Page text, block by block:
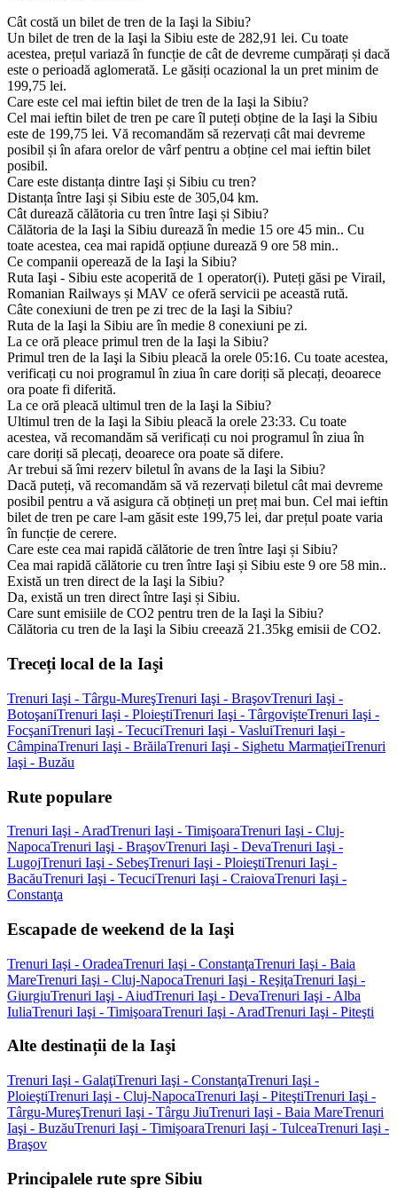
Cât costă un bilet de tren de la Iaşi la Sibiu?
Un bilet de tren de la Iaşi la Sibiu este de 282,91 lei. Cu toate
acestea, prețul variază în funcție de cât de devreme cumpărați și dacă
este o perioadă aglomerată. Le găsiți ocazional la un pret minim de
199,75 lei.
Care este cel mai ieftin bilet de tren de la Iaşi la Sibiu?
Cel mai ieftin bilet de tren pe care îl puteți obține de la Iaşi la Sibiu
este de 199,75 lei. Vă recomandăm să rezervați cât mai devreme
posibil și în afara orelor de vârf pentru a obține cel mai ieftin bilet
posibil.
Care este distanța dintre Iaşi și Sibiu cu tren?
Distanța între Iaşi și Sibiu este de 305,04 km.
Cât durează călătoria cu tren între Iaşi și Sibiu?
Călătoria de la Iaşi la Sibiu durează în medie 15 ore 45 min.. Cu
toate acestea, cea mai rapidă opțiune durează 9 ore 58 min..
Ce companii operează de la Iaşi la Sibiu?
Ruta Iaşi - Sibiu este acoperită de 1 operator(i). Puteți găsi pe Virail,
Romanian Railways și MAV ce oferă servicii pe această rută.
Câte conexiuni de tren pe zi trec de la Iaşi la Sibiu?
Ruta de la Iaşi la Sibiu are în medie 8 conexiuni pe zi.
La ce oră pleace primul tren de la Iaşi la Sibiu?
Primul tren de la Iaşi la Sibiu pleacă la orele 05:16. Cu toate acestea,
verificați cu noi programul în ziua în care doriți să plecați, deoarece
ora poate fi diferită.
La ce oră pleacă ultimul tren de la Iaşi la Sibiu?
Ultimul tren de la Iaşi la Sibiu pleacă la orele 23:33. Cu toate
acestea, vă recomandăm să verificați cu noi programul în ziua în
care doriți să plecați, deoarece ora poate să difere.
Ar trebui să îmi rezerv biletul în avans de la Iaşi la Sibiu?
Dacă puteți, vă recomandăm să vă rezervați biletul cât mai devreme
posibil pentru a vă asigura că obțineți un preț mai bun. Cel mai ieftin
bilet de tren pe care l-am găsit este 199,75 lei, dar prețul poate varia
în funcție de cerere.
Care este cea mai rapidă călătorie de tren între Iaşi și Sibiu?
Cea mai rapidă călătorie cu tren între Iaşi și Sibiu este 9 ore 58 min..
Există un tren direct de la Iaşi la Sibiu?
Da, există un tren direct între Iaşi și Sibiu.
Care sunt emisiile de CO2 pentru tren de la Iaşi la Sibiu?
Călătoria cu tren de la Iaşi la Sibiu creează 21.35kg emisii de CO2.
Treceți local de la Iaşi
Trenuri Iaşi - Târgu-MureşTrenuri Iaşi - BraşovTrenuri Iaşi -
BotoşaniTrenuri Iaşi - PloieştiTrenuri Iaşi - TârgovişteTrenuri Iaşi -
FocşaniTrenuri Iaşi - TecuciTrenuri Iaşi - VasluiTrenuri Iaşi -
CâmpinaTrenuri Iaşi - BrăilaTrenuri Iaşi - Sighetu MarmaţieiTrenuri
Iaşi - Buzău
Rute populare
Trenuri Iaşi - AradTrenuri Iaşi - TimişoaraTrenuri Iaşi - Cluj-
NapocaTrenuri Iaşi - BraşovTrenuri Iaşi - DevaTrenuri Iaşi -
LugojTrenuri Iaşi - SebeşTrenuri Iaşi - PloieştiTrenuri Iaşi -
BacăuTrenuri Iaşi - TecuciTrenuri Iaşi - CraiovaTrenuri Iaşi -
Constanţa
Escapade de weekend de la Iaşi
Trenuri Iaşi - OradeaTrenuri Iaşi - ConstanţaTrenuri Iaşi - Baia
MareTrenuri Iaşi - Cluj-NapocaTrenuri Iaşi - ReşiţaTrenuri Iaşi -
GiurgiuTrenuri Iaşi - AiudTrenuri Iaşi - DevaTrenuri Iaşi - Alba
IuliaTrenuri Iaşi - TimişoaraTrenuri Iaşi - AradTrenuri Iaşi - Piteşti
Alte destinații de la Iaşi
Trenuri Iaşi - GalaţiTrenuri Iaşi - ConstanţaTrenuri Iaşi -
PloieştiTrenuri Iaşi - Cluj-NapocaTrenuri Iaşi - PiteştiTrenuri Iaşi -
Târgu-MureşTrenuri Iaşi - Târgu JiuTrenuri Iaşi - Baia MareTrenuri
Iaşi - BuzăuTrenuri Iaşi - TimişoaraTrenuri Iaşi - TulceaTrenuri Iaşi -
Braşov
Principalele rute spre Sibiu